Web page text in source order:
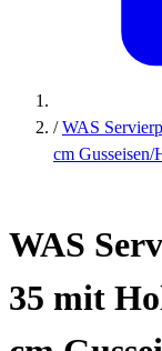
/ WAS
cm Gusseisen/
WAS
35 mit